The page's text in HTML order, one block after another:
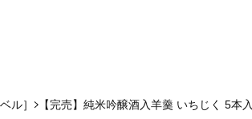
ル］ 【完売】純米吟醸酒入羊羹 いちじく 5本入